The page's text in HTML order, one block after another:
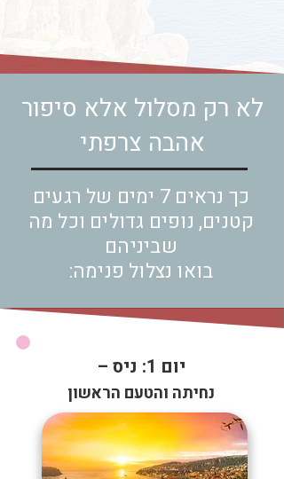
לא רק מסלול אלא סיפור
אהבה צרפתי
כך נראים 7 ימים של רגעים
קטנים, נופים גדולים וכל מה
שביניהם
בואו נצלול פנימה:
יום 1: ניס –
נחיתה והטעם הראשון